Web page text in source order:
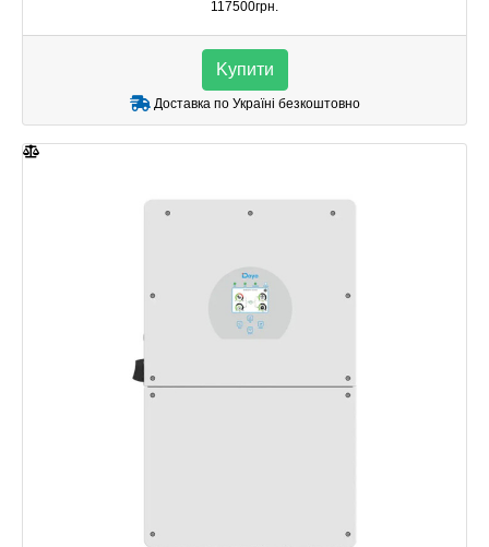
117500грн.
Kупити
Доставка по Україні безкоштовно